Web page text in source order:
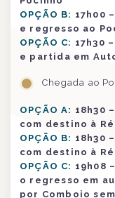
OPÇÃO B: 17h00
e regresso ao
OPÇÃO C: 17h30
e partida em
Chegada ao
OPÇÃO A: 18h30
com destino à
OPÇÃO B: 18h30
com destino à
OPÇÃO C: 19h08
o regresso em
por Comboio